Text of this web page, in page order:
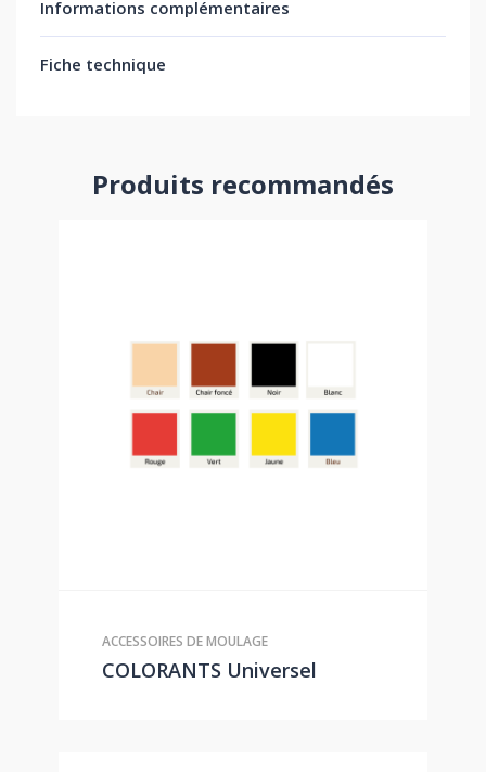
Informations complémentaires
Fiche technique
Produits recommandés
ACCESSOIRES DE MOULAGE
COLORANTS Universel